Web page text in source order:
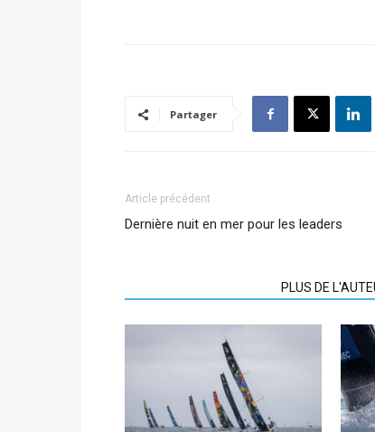
Partager
Article précédent
Dernière nuit en mer pour les leaders
PLUS DE